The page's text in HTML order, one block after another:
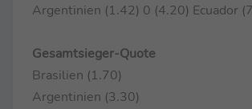
Argentinien (1.42) 0 (4.20) Ecuador
Gesamtsieger-Quote
Brasilien (1.70)
Argentinien (3.30)